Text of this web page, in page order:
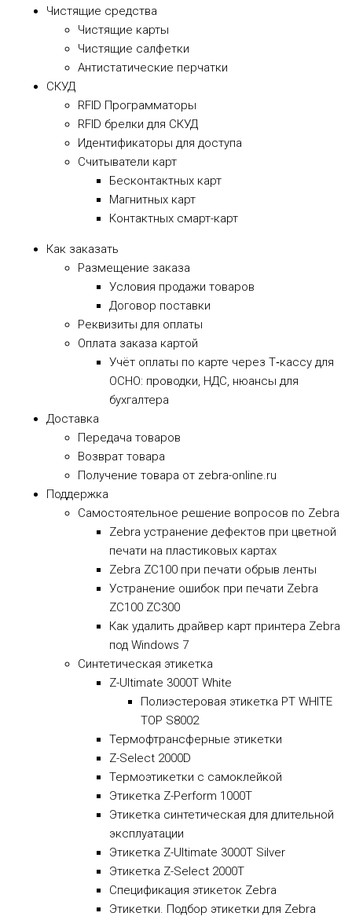
Чистящие средства
Чистящие карты
Чистящие салфетки
Антистатические перчатки
СКУД
RFID Программаторы
RFID брелки для СКУД
Идентификаторы для доступа
Cчитыватели карт
Бесконтактных карт
Магнитных карт
Контактных смарт-карт
Как заказать
Размещение заказа
Условия продажи товаров
Договор поставки
Реквизиты для оплаты
Оплата заказа картой
Учёт оплаты по карте через Т‑кассу для
ОСНО: проводки, НДС, нюансы для
бухгалтера
Доставка
Передача товаров
Возврат товара
Получение товара от zebra-online.ru
Поддержка
Самостоятельное решение вопросов по Zebra
Zebra устранение дефектов при цветной
печати на пластиковых картах
Zebra ZC100 при печати обрыв ленты
Устранение ошибок при печати Zebra
ZC100 ZC300
Как удалить драйвер карт принтера Zebra
под Windows 7
Синтетическая этикетка
Z-Ultimate 3000T White
Полиэстеровая этикетка PT WHITE
TOP S8002
Термофтрансферные этикетки
Z-Select 2000D
Термоэтикетки с самоклейкой
Этикетка Z-Perform 1000T
Этикетка синтетическая для длительной
эксплуатации
Этикетка Z-Ultimate 3000T Silver
Этикетка Z-Select 2000T
Спецификация этикеток Zebra
Этикетки. Подбор этикетки для Zebra